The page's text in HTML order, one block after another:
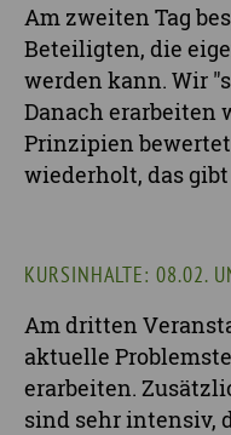
Am zweiten Tag
Beteiligten, die
werden kann. Wir
Danach erarbeiten
Prinzipien
wiederholt, das
KURSINHALTE: 08.02.
Am dritten
aktuelle
erarbeiten.
sind sehr intensiv,